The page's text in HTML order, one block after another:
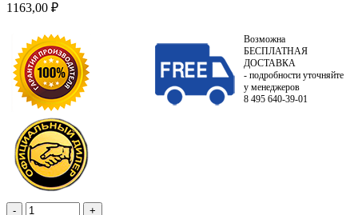
1163,00 ₽
Возможна
БЕСПЛАТНАЯ
ДОСТАВКА
- подробности уточняйте
у менеджеров
8 495 640-39-01